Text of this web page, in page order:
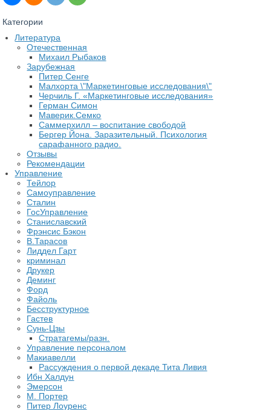
Категории
Литература
Отечественная
Михаил Рыбаков
Зарубежная
Питер Сенге
Малхорта \"Маркетинговые исследования\"
Черчиль Г. «Маркетинговые исследования»
Герман Симон
Маверик.Семко
Саммерхилл – воспитание свободой
Бергер Йона. Заразительный. Психология
сарафанного радио.
Отзывы
Рекомендации
Управление
Тейлор
Самоуправление
Сталин
ГосУправление
Станиславский
Фрэнсис Бэкон
В.Тарасов
Лиддел Гарт
криминал
Друкер
Деминг
Форд
Файоль
Бесструктурное
Гастев
Сунь-Цзы
Стратагемы/разн.
Управление персоналом
Макиавелли
Рассуждения о первой декаде Тита Ливия
Ибн Халдун
Эмерсон
М. Портер
Питер Лоуренс